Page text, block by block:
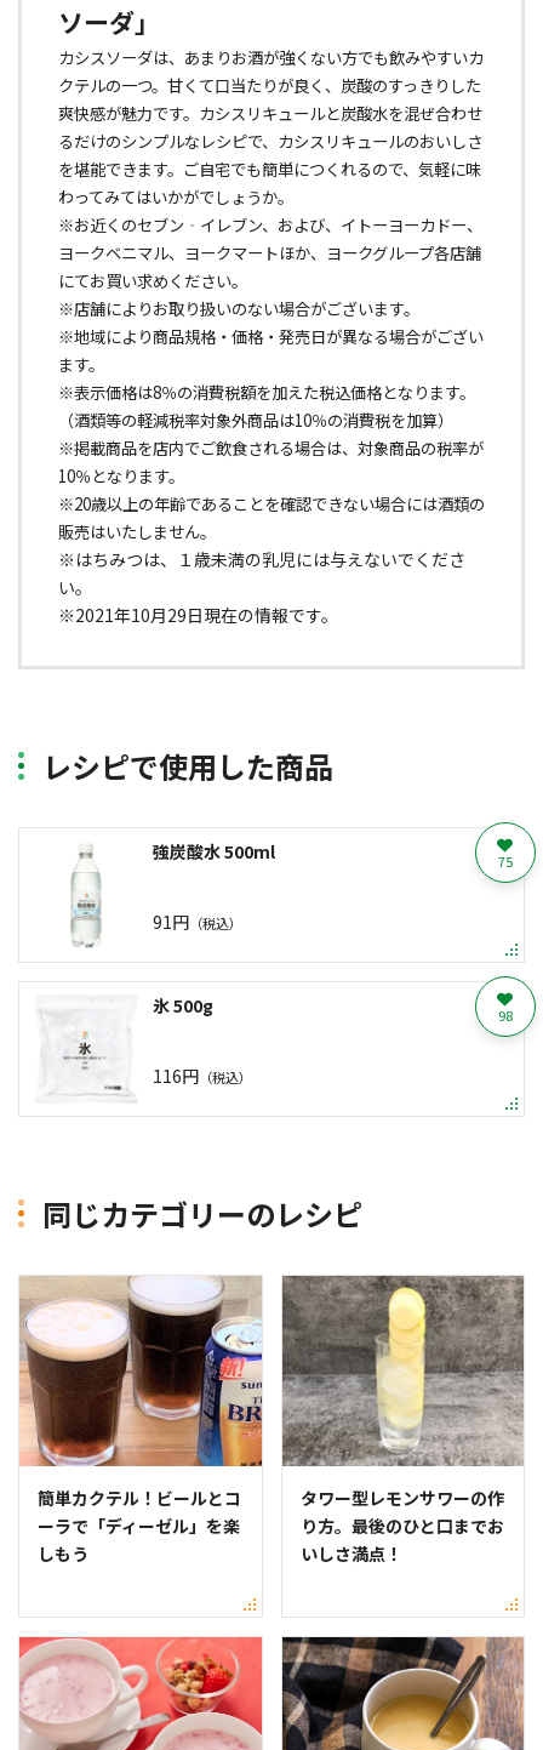
ソーダ」
カシスソーダは、あまりお酒が強くない方でも飲みやすいカ
クテルの一つ。甘くて口当たりが良く、炭酸のすっきりした
爽快感が魅力です。カシスリキュールと炭酸水を混ぜ合わせ
るだけのシンプルなレシピで、カシスリキュールのおいしさ
を堪能できます。ご自宅でも簡単につくれるので、気軽に味
わってみてはいかがでしょうか。
※お近くのセブン‐イレブン、および、イトーヨーカドー、
ヨークベニマル、ヨークマートほか、ヨークグループ各店舗
にてお買い求めください。
※店舗によりお取り扱いのない場合がございます。
※地域により商品規格・価格・発売日が異なる場合がござい
ます。
※表示価格は8％の消費税額を加えた税込価格となります。
（酒類等の軽減税率対象外商品は10％の消費税を加算）
※掲載商品を店内でご飲食される場合は、対象商品の税率が
10％となります。
※20歳以上の年齢であることを確認できない場合には酒類の
販売はいたしません。
※はちみつは、１歳未満の乳児には与えないでくださ
い。
※2021年10月29日現在の情報です。
レシピで使用した商品
強炭酸水 500ml
91円 （税込）
75
氷 500g
116円 （税込）
98
同じカテゴリーのレシピ
簡単カクテル！ビールとコ
ーラで「ディーゼル」を楽
しもう
タワー型レモンサワーの作
り方。最後のひと口までお
いしさ満点！